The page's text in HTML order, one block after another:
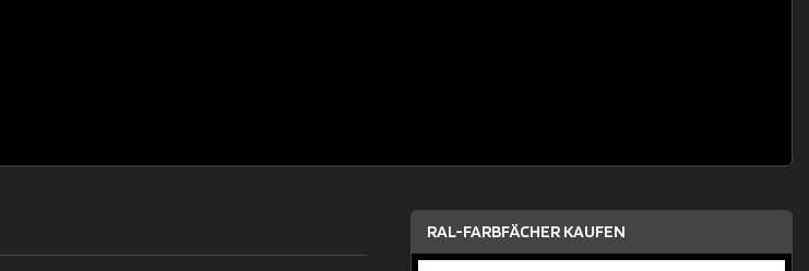
RAL-FARBFÄCHER KAUFEN